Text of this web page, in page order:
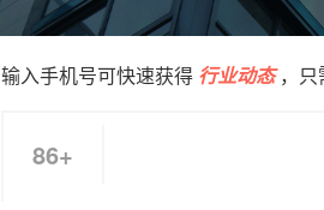
输入手机号可快速获得 行业动态，只
86+